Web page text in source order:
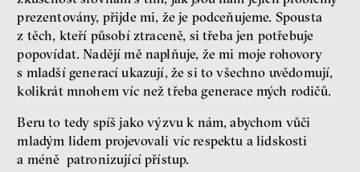
prezentovány, přijde mi, že je podceňujeme. Spousta
z těch, kteří působí ztraceně, si třeba jen potřebuje
popovídat. Nadějí mě naplňuje, že mi moje rohovory
s mladší generací ukazují, že si to všechno uvědomují,
kolikrát mnohem víc než třeba generace mých rodičů.
Beru to tedy spíš jako výzvu k nám, abychom vůči
mladým lidem projevovali víc respektu a lidskosti
a méně patronizující přístup.